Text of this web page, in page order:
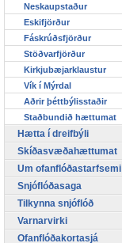
Neskaupstaður
Eskifjörður
Fáskrúðsfjörður
Stöðvarfjörður
Kirkjubæjarklaustur
Vík í Mýrdal
Aðrir þéttbýlisstaðir
Staðbundið hættumat
Hætta í dreifbýli
Skíðasvæðahættumat
Um ofanflóðastarfsemi
Snjóflóðasaga
Tilkynna snjóflóð
Varnarvirki
Ofanflóðakortasjá